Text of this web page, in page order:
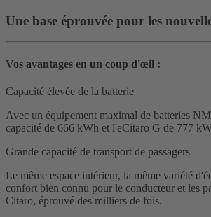
Une base éprouvée pour les
Vos avantages en un coup d'œil :
Capacité élevée de la batterie
Avec un équipement maximal de batteries
capacité de 666 kWh et l'eCitaro G de 777
Grande capacité de transport de passagers
Le même espace intérieur, la même variété
confort bien connu pour le conducteur et les
Citaro, éprouvé des milliers de fois.